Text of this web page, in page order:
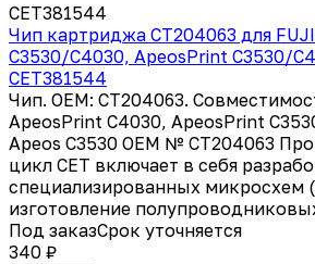
CET381544
Чип картриджа CT204063 для
C3530/C4030, ApeosPrint C3530/
CET381544
Чип. OEM: CT204063.
ApeosPrint C4030, ApeosPrint
Apeos C3530 OEM № CT204063
цикл CET включает в себя
специализированных микросхем
изготовление
Под заказСрок уточняется
340 ₽